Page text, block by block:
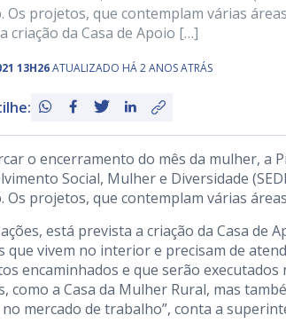
Os projetos, que contemplam várias
criação da Casa de Apoio […]
13H26ATUALIZADO HÁ 2 ANOS ATRÁS
o encerramento do mês da mulher, a
Social, Mulher e Diversidade
Os projetos, que contemplam várias
está prevista a criação da Casa
que vivem no interior e precisam de
encaminhados e que serão
como a Casa da Mulher Rural, mas
mercado de trabalho”, conta a